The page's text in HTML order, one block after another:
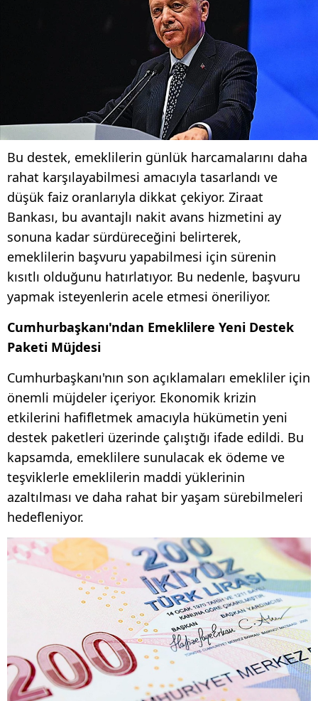
Bu destek, emeklilerin günlük harcamalarını daha
rahat karşılayabilmesi amacıyla tasarlandı ve
düşük faiz oranlarıyla dikkat çekiyor. Ziraat
Bankası, bu avantajlı nakit avans hizmetini ay
sonuna kadar sürdüreceğini belirterek,
emeklilerin başvuru yapabilmesi için sürenin
kısıtlı olduğunu hatırlatıyor. Bu nedenle, başvuru
yapmak isteyenlerin acele etmesi öneriliyor.
Cumhurbaşkanı'ndan Emeklilere Yeni Destek
Paketi Müjdesi
Cumhurbaşkanı'nın son açıklamaları emekliler için
önemli müjdeler içeriyor. Ekonomik krizin
etkilerini hafifletmek amacıyla hükümetin yeni
destek paketleri üzerinde çalıştığı ifade edildi. Bu
kapsamda, emeklilere sunulacak ek ödeme ve
teşviklerle emeklilerin maddi yüklerinin
azaltılması ve daha rahat bir yaşam sürebilmeleri
hedefleniyor.